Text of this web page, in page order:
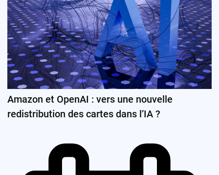
Amazon et OpenAI : vers une nouvelle
redistribution des cartes dans l’IA ?